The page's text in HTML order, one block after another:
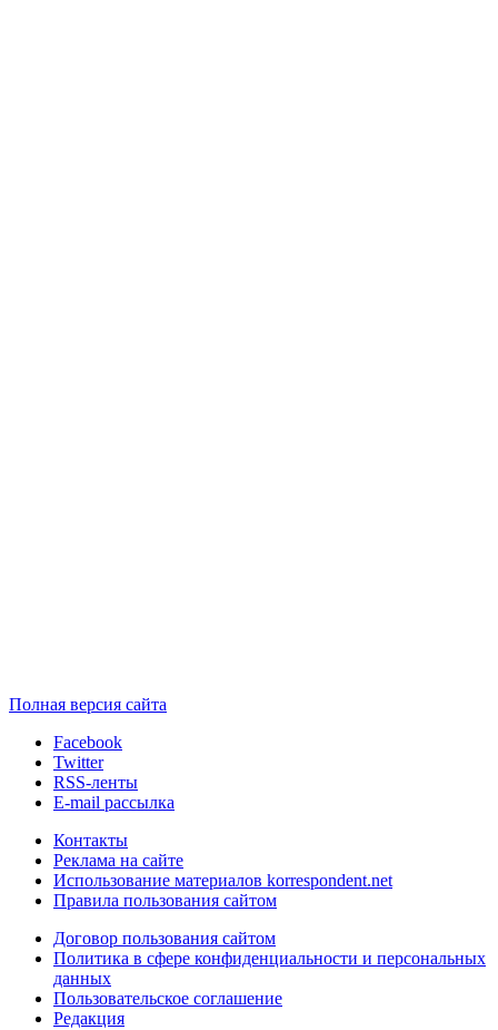
Полная версия сайта
Facebook
Twitter
RSS-ленты
E-mail рассылка
Контакты
Реклама на сайте
Использование материалов korrespondent.net
Правила пользования сайтом
Договор пользования сайтом
Политика в сфере конфиденциальности и персональных
данных
Пользовательское соглашение
Редакция